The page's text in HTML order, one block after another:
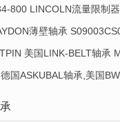
薄壁轴承
美国LINK-BELT轴承
国ASKUBAL轴承,美国